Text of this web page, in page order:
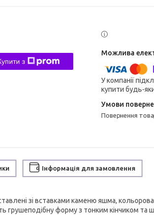
з
У компанії
купити будь-
повернення
Інформація для замовлення
зі вставками каменю яшма,
грушеподібну форму з тонким кінчиком